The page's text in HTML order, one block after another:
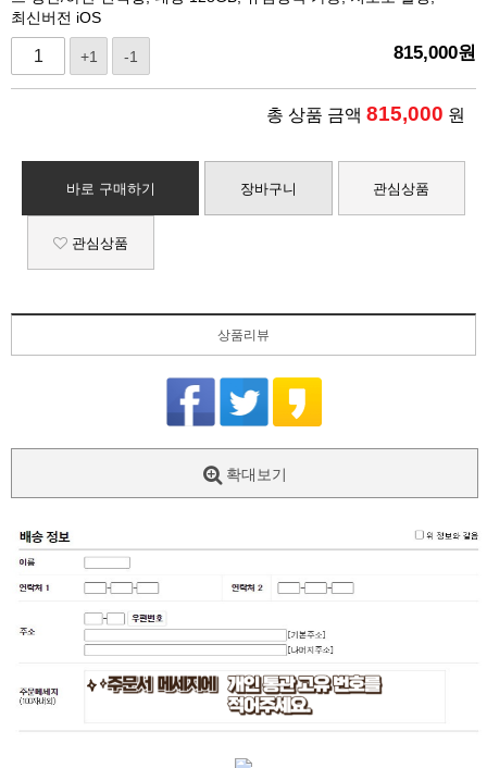
최신버전 iOS
+1 -1 815,000원
총 상품 금액 815,000 원
바로 구매하기 장바구니 관심상품
관심상품
상품리뷰
확대보기